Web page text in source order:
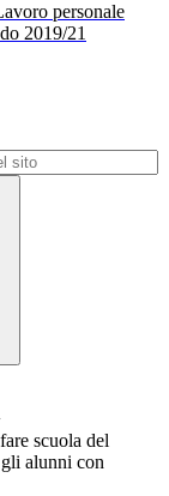
personale
2019/21
scuola del
alunni con